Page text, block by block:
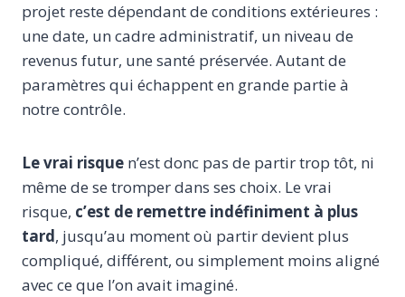
projet reste dépendant de conditions extérieures :
une date, un cadre administratif, un niveau de
revenus futur, une santé préservée. Autant de
paramètres qui échappent en grande partie à
notre contrôle.
Le vrai risque n’est donc pas de partir trop tôt, ni
même de se tromper dans ses choix. Le vrai
risque, c’est de remettre indéfiniment à plus
tard, jusqu’au moment où partir devient plus
compliqué, différent, ou simplement moins aligné
avec ce que l’on avait imaginé.